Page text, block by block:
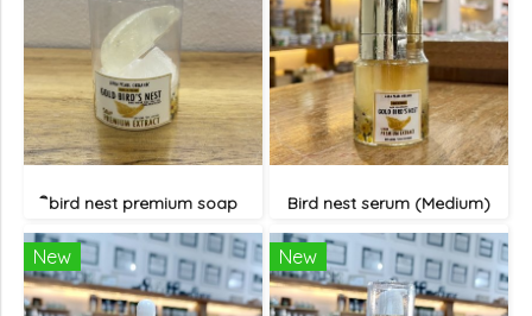
ิbird nest premium soap Bird nest serum (Medium)
New New